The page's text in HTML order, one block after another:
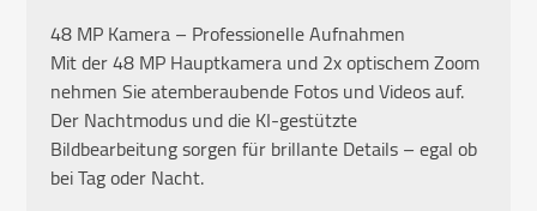
48 MP Kamera – Professionelle Aufnahmen
Mit der 48 MP Hauptkamera und 2x optischem Zoom
nehmen Sie atemberaubende Fotos und Videos auf.
Der Nachtmodus und die KI-gestützte
Bildbearbeitung sorgen für brillante Details – egal ob
bei Tag oder Nacht.